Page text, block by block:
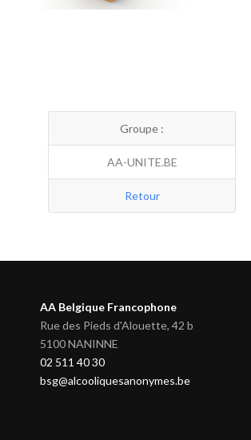
Groupe :
AA-UNITE.BE
Retour
AA Belgique Francophone
Rue des Pieds d'Alouette, 42 b
5100 NANINNE
02 511 40 30
bsg@alcooliquesanonymes.be